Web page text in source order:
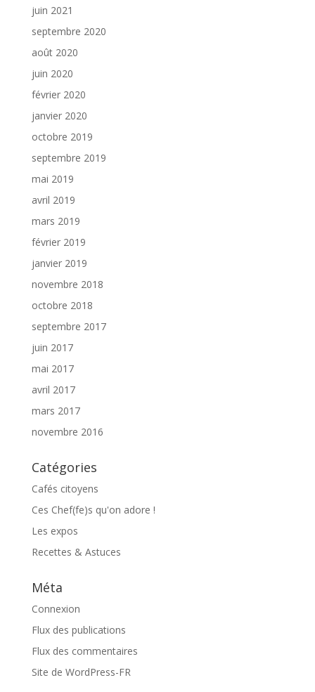
juin 2021
septembre 2020
août 2020
juin 2020
février 2020
janvier 2020
octobre 2019
septembre 2019
mai 2019
avril 2019
mars 2019
février 2019
janvier 2019
novembre 2018
octobre 2018
septembre 2017
juin 2017
mai 2017
avril 2017
mars 2017
novembre 2016
Catégories
Cafés citoyens
Ces Chef(fe)s qu'on adore !
Les expos
Recettes & Astuces
Méta
Connexion
Flux des publications
Flux des commentaires
Site de WordPress-FR